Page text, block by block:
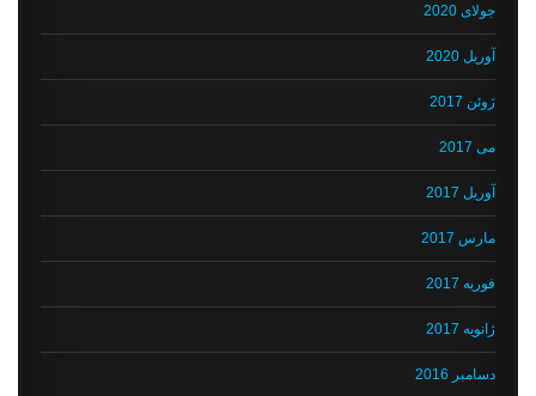
جولای 2020
آوریل 2020
ژوئن 2017
می 2017
آوریل 2017
مارس 2017
فوریه 2017
ژانویه 2017
دسامبر 2016